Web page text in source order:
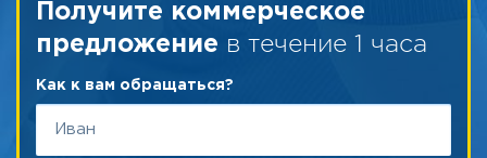
Получите коммерческое
предложение в течение 1 часа
Как к вам обращаться?